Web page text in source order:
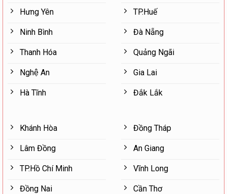
Hưng Yên
Ninh Bình
Thanh Hóa
Nghệ An
Hà Tĩnh
TP.Huế
Đà Nẵng
Quảng Ngãi
Gia Lai
Đắk Lắk
Khánh Hòa
Lâm Đồng
TP.Hồ Chí Minh
Đồng Nai
Đồng Tháp
An Giang
Vĩnh Long
Cần Thơ